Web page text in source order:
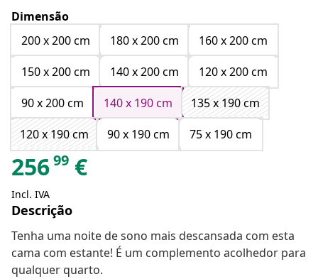
Dimensão
200 x 200 cm
180 x 200 cm
160 x 200 cm
150 x 200 cm
140 x 200 cm
120 x 200 cm
90 x 200 cm
140 x 190 cm
135 x 190 cm
120 x 190 cm
90 x 190 cm 75 x 190 cm
25699 €
Incl. IVA
Descrição
Tenha uma noite de sono mais descansada com esta
cama com estante! É um complemento acolhedor para
qualquer quarto.